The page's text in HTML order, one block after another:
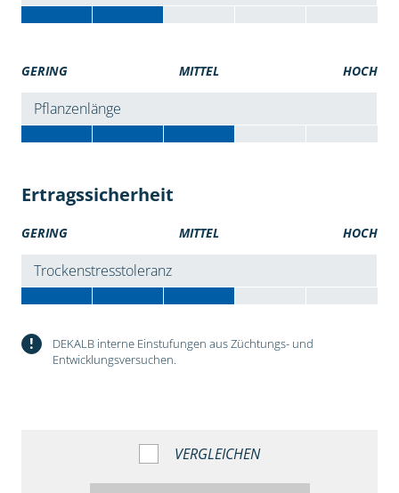
GERING MITTEL HOCH
Pflanzenlänge
Ertragssicherheit
GERING MITTEL HOCH
Trockenstresstoleranz
!
DEKALB interne Einstufungen aus Züchtungs- und
Entwicklungsversuchen.
VERGLEICHEN